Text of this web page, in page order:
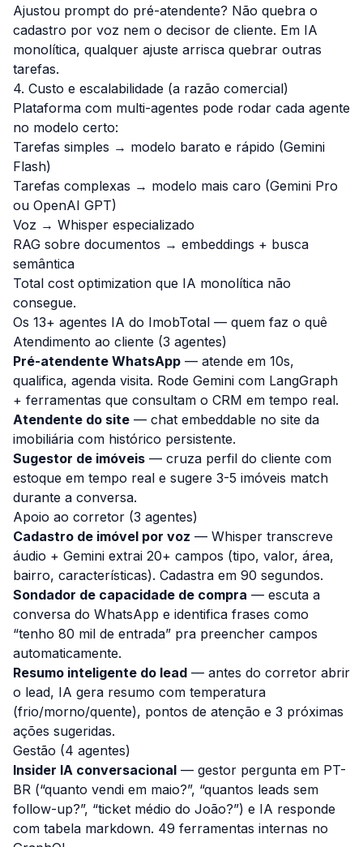
Ajustou prompt do pré-atendente? Não quebra o
cadastro por voz nem o decisor de cliente. Em IA
monolítica, qualquer ajuste arrisca quebrar outras
tarefas.
4. Custo e escalabilidade (a razão comercial)
Plataforma com multi-agentes pode rodar cada agente
no modelo certo:
Tarefas simples → modelo barato e rápido (Gemini
Flash)
Tarefas complexas → modelo mais caro (Gemini Pro
ou OpenAI GPT)
Voz → Whisper especializado
RAG sobre documentos → embeddings + busca
semântica
Total cost optimization que IA monolítica não
consegue.
Os 13+ agentes IA do ImobTotal — quem faz o quê
Atendimento ao cliente (3 agentes)
Pré-atendente WhatsApp — atende em 10s,
qualifica, agenda visita. Rode Gemini com LangGraph
+ ferramentas que consultam o CRM em tempo real.
Atendente do site — chat embeddable no site da
imobiliária com histórico persistente.
Sugestor de imóveis — cruza perfil do cliente com
estoque em tempo real e sugere 3-5 imóveis match
durante a conversa.
Apoio ao corretor (3 agentes)
Cadastro de imóvel por voz — Whisper transcreve
áudio + Gemini extrai 20+ campos (tipo, valor, área,
bairro, características). Cadastra em 90 segundos.
Sondador de capacidade de compra — escuta a
conversa do WhatsApp e identifica frases como
“tenho 80 mil de entrada” pra preencher campos
automaticamente.
Resumo inteligente do lead — antes do corretor abrir
o lead, IA gera resumo com temperatura
(frio/morno/quente), pontos de atenção e 3 próximas
ações sugeridas.
Gestão (4 agentes)
Insider IA conversacional — gestor pergunta em PT-
BR (“quanto vendi em maio?”, “quantos leads sem
follow-up?”, “ticket médio do João?”) e IA responde
com tabela markdown. 49 ferramentas internas no